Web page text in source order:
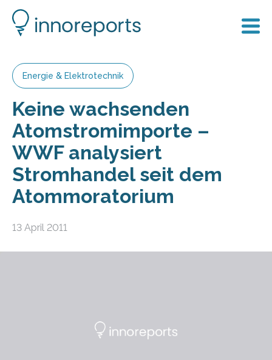
Energie & Elektrotechnik
Keine wachsenden
Atomstromimporte –
WWF analysiert
Stromhandel seit dem
Atommoratorium
13 April 2011